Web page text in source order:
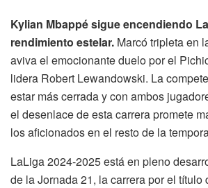
Kylian Mbappé sigue encendiendo
rendimiento estelar. Marcó tripleta en
aviva el emocionante duelo por el
lidera Robert Lewandowski. La
estar más cerrada y con ambos
el desenlace de esta carrera promete
los aficionados en el resto de la
LaLiga 2024-2025 está en pleno
de la Jornada 21, la carrera por el título